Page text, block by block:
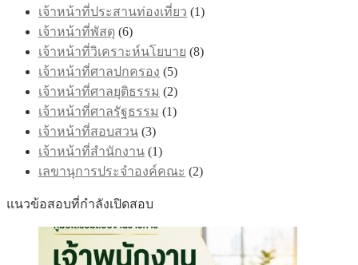
เจ้าหน้าที่ประสานท่องเที่ยว (1)
เจ้าหน้าที่พัสดุ (6)
เจ้าหน้าที่วิเคราะห์นโยบาย (8)
เจ้าหน้าที่ศาลปกครอง (5)
เจ้าหน้าที่ศาลยุติธรรม (2)
เจ้าหน้าที่ศาลรัฐธรรม (1)
เจ้าหน้าที่สอบสวน (3)
เจ้าหน้าที่สำนักงาน (1)
เลขานุการประจำองค์คณะ (2)
แนวข้อสอบที่กำลังเปิดสอบ